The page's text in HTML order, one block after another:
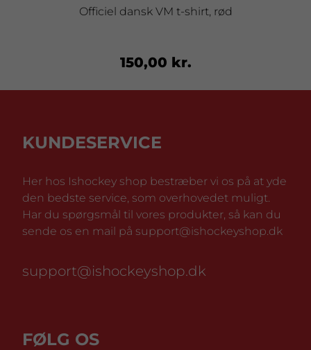
Officiel dansk VM t-shirt, rød
150,00 kr.
KUNDESERVICE
Her hos Ishockey shop bestræber vi os på at yde
den bedste service, som overhovedet muligt.
Har du spørgsmål til vores produkter, så kan du
sende os en mail på support@ishockeyshop.dk
support@ishockeyshop.dk
FØLG OS